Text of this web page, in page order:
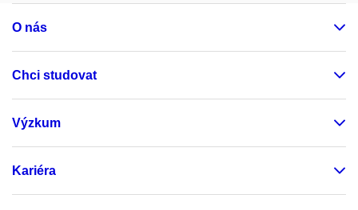
O nás
Chci studovat
Výzkum
Kariéra